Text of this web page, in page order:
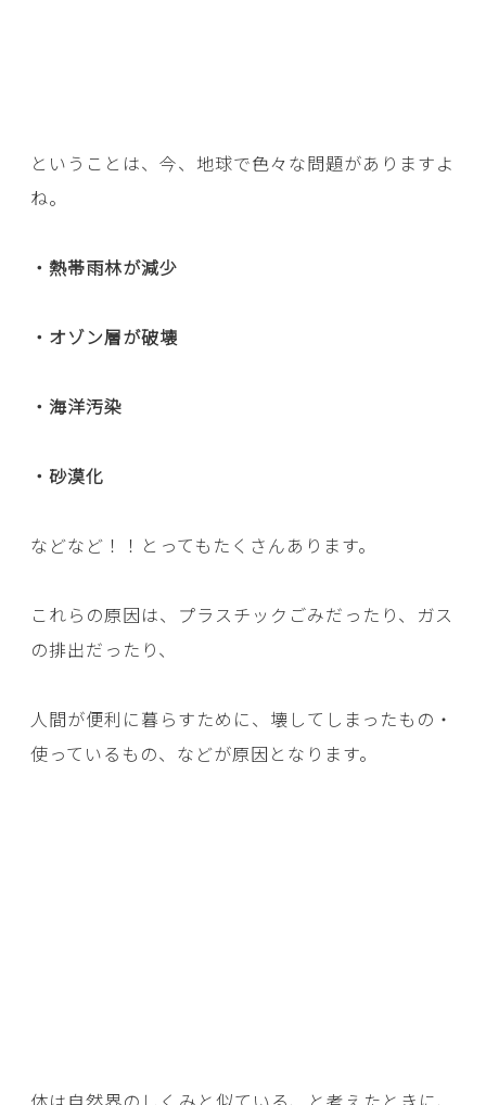
ということは、今、地球で色々な問題がありますよ
ね。
・熱帯雨林が減少
・オゾン層が破壊
・海洋汚染
・砂漠化
などなど！！とってもたくさんあります。
これらの原因は、プラスチックごみだったり、ガス
の排出だったり、
人間が便利に暮らすために、壊してしまったもの・
使っているもの、などが原因となります。